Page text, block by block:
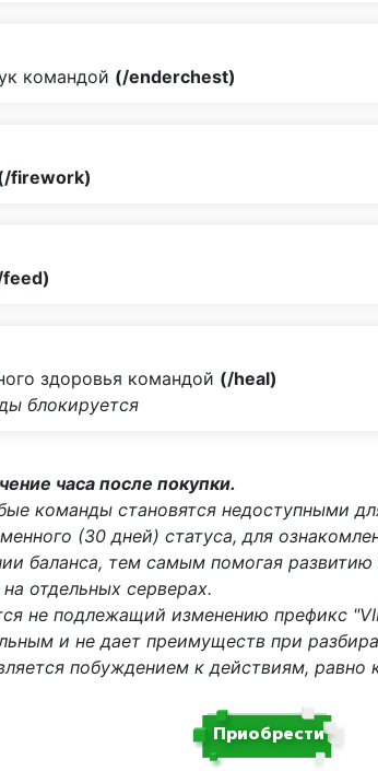
командой (/enderchest)
firework)
здоровья командой (/heal)
блокируется
часа после покупки.
команды становятся недоступными
(30 дней) статуса, для
баланса, тем самым помогая развитию
отдельных серверах.
не подлежащий изменению префикс
и не дает преимуществ при
побуждением к действиям, равно
Приобрести